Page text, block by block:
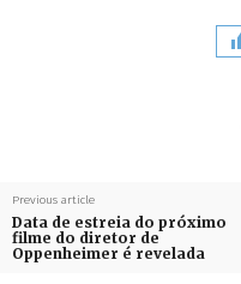
Previous article
Data de estreia do próximo
filme do diretor de
Oppenheimer é revelada